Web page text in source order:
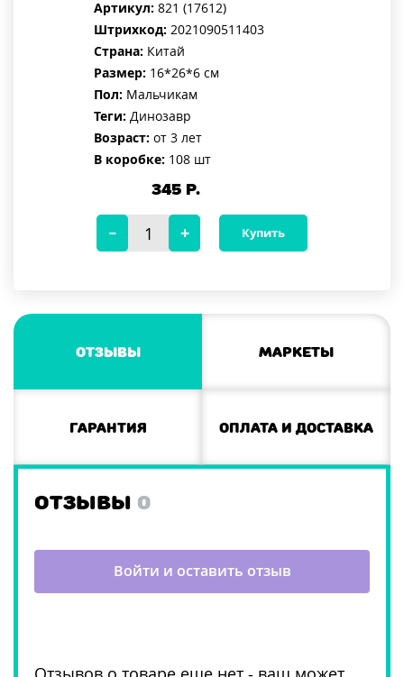
Артикул: 821 (17612)
Штрихкод: 2021090511403
Страна: Китай
Размер: 16*26*6 см
Пол: Мальчикам
Теги: Динозавр
Возраст: от 3 лет
В коробке: 108 шт
345Р.
Купить
Отзывы Маркеты
Гарантия Оплата и доставка
ОТЗЫВЫ 0
Войти и оставить отзыв